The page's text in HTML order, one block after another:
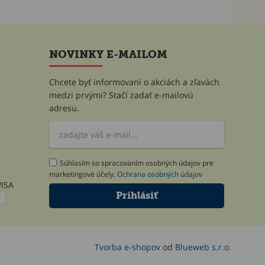
NOVINKY E-MAILOM
Chcete byť informovaní o akciách a zľavách
medzi prvými? Stačí zadať e-mailovú
adresu.
Súhlasím so spracovaním osobných údajov pre
marketingové účely.Ochrana osobných údajov
Tvorba e-shopov od Blueweb s.r.o.